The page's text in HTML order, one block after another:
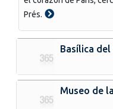
Prés.
Basílica del
Museo de